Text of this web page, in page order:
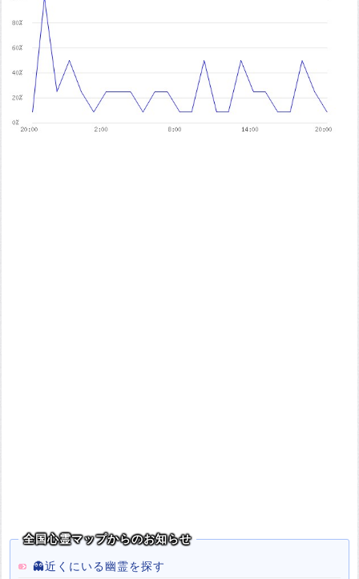
全国心霊マップからのお知らせ
👻近くにいる幽霊を探す